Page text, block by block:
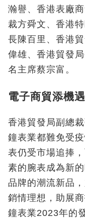
瀚譽、香港表廠
裁方舜文、香港
長陳百里、香港
偉雄、香港貿發
名主席蔡宗富。
電子商貿添機
香港貿發局副總
鐘表業都難免受
表仍受市場追捧
素的腕表成為新
品牌的潮流新品
銷情理想，助展
鐘表業2023年的